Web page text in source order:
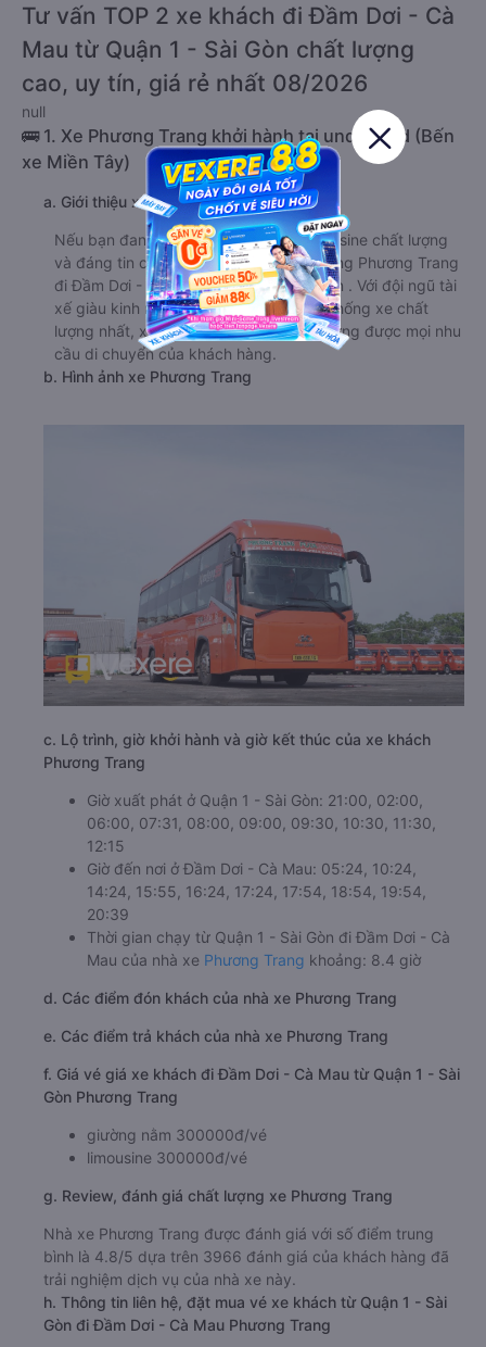
Tư vấn TOP 2 xe khách đi Đầm Dơi - Cà
Mau từ Quận 1 - Sài Gòn chất lượng
cao, uy tín, giá rẻ nhất 08/2026
null
🚌 1. Xe Phương Trang khởi hành tại undefined (Bến
xe Miền Tây)
a. Giới thiệu xe Phương Trang
Nếu bạn đang tìm kiếm dịch vụ xe limousine chất lượng
và đáng tin cậy. Hãy thử trải nghiệm cùng Phương Trang
đi Đầm Dơi - Cà Mau từ Quận 1 - Sài Gòn . Với đội ngũ tài
xế giàu kinh nghiệm, tận tâm, cùng hệ thống xe chất
lượng nhất, xe Phương Trang luôn đáp ứng được mọi nhu
cầu di chuyển của khách hàng.
b. Hình ảnh xe Phương Trang
c. Lộ trình, giờ khởi hành và giờ kết thúc của xe khách
Phương Trang
Giờ xuất phát ở Quận 1 - Sài Gòn: 21:00, 02:00,
06:00, 07:31, 08:00, 09:00, 09:30, 10:30, 11:30,
12:15
Giờ đến nơi ở Đầm Dơi - Cà Mau: 05:24, 10:24,
14:24, 15:55, 16:24, 17:24, 17:54, 18:54, 19:54,
20:39
Thời gian chạy từ Quận 1 - Sài Gòn đi Đầm Dơi - Cà
Mau của nhà xe Phương Trang khoảng: 8.4 giờ
d. Các điểm đón khách của nhà xe Phương Trang
e. Các điểm trả khách của nhà xe Phương Trang
f. Giá vé giá xe khách đi Đầm Dơi - Cà Mau từ Quận 1 - Sài
Gòn Phương Trang
giường nằm 300000đ/vé
limousine 300000đ/vé
g. Review, đánh giá chất lượng xe Phương Trang
Nhà xe Phương Trang được đánh giá với số điểm trung
bình là 4.8/5 dựa trên 3966 đánh giá của khách hàng đã
trải nghiệm dịch vụ của nhà xe này.
h. Thông tin liên hệ, đặt mua vé xe khách từ Quận 1 - Sài
Gòn đi Đầm Dơi - Cà Mau Phương Trang